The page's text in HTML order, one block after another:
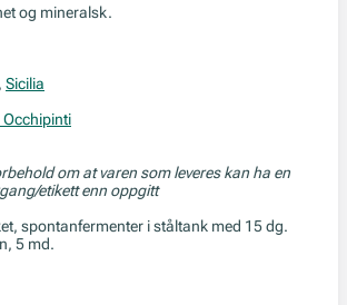
og mineralsk.
, Sicilia
om at varen som leveres kan ha en
etikett enn oppgitt
spontanfermenter i ståltank med 15 dg.
5 md.